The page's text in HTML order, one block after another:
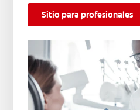
Sitio para profesionales